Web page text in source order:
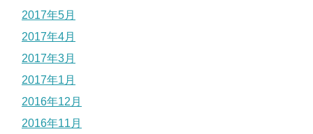
2017年5月
2017年4月
2017年3月
2017年1月
2016年12月
2016年11月